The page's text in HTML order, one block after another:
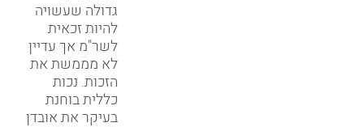
גדולה שעשויה
להיות זכאית
לשר"מ אך עדיין
לא מממשת את
הזכות. נכות
כללית בוחנת
בעיקר את אובדן